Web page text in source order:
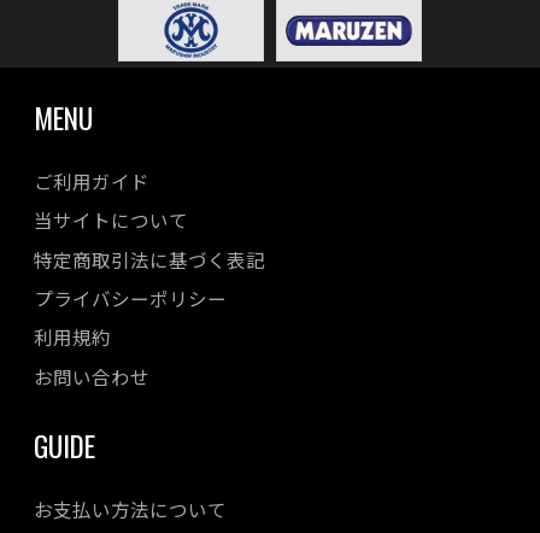
MENU
ご利用ガイド
当サイトについて
特定商取引法に基づく表記
プライバシーポリシー
利用規約
お問い合わせ
GUIDE
お支払い方法について